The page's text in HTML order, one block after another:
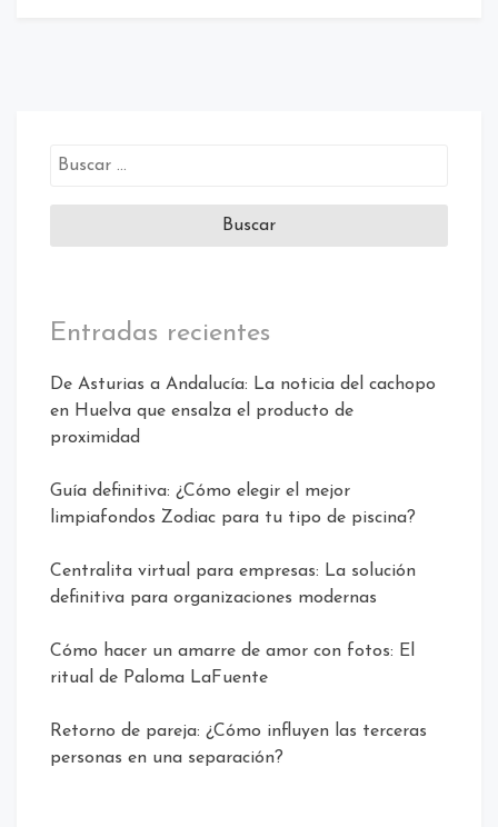
Buscar:
Entradas recientes
De Asturias a Andalucía: La noticia del cachopo
en Huelva que ensalza el producto de
proximidad
Guía definitiva: ¿Cómo elegir el mejor
limpiafondos Zodiac para tu tipo de piscina?
Centralita virtual para empresas: La solución
definitiva para organizaciones modernas
Cómo hacer un amarre de amor con fotos: El
ritual de Paloma LaFuente
Retorno de pareja: ¿Cómo influyen las terceras
personas en una separación?